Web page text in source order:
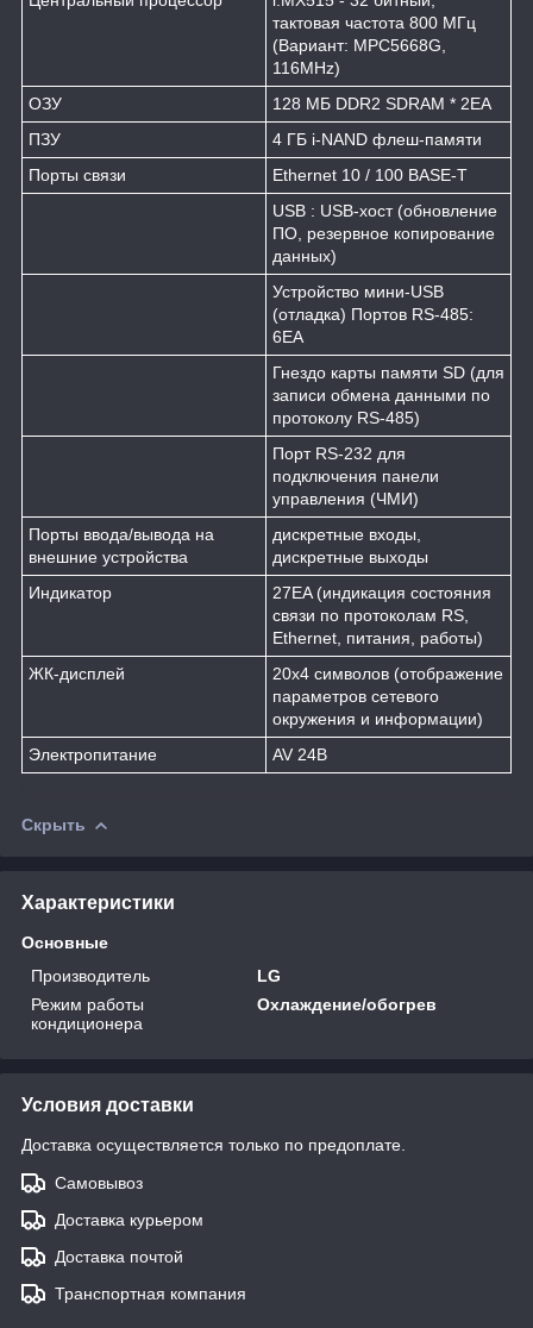
тактовая частота 800 МГц
(Вариант: MPC5668G,
116MHz)
ОЗУ
128 МБ DDR2 SDRAM * 2EA
ПЗУ
4 ГБ i-NAND флеш-памяти
Порты связи
Ethernet 10 / 100 BASE-T
USB : USB-хост (обновление
ПО, резервное копирование
данных)
Устройство мини-USB
(отладка) Портов RS-485:
6EA
Гнездо карты памяти SD (для
записи обмена данными по
протоколу RS-485)
Порт RS-232 для
подключения панели
управления (ЧМИ)
Порты ввода/вывода на
внешние устройства
дискретные входы,
дискретные выходы
Индикатор
27EA (индикация состояния
связи по протоколам RS,
Ethernet, питания, работы)
ЖК-дисплей
20х4 символов (отображение
параметров сетевого
окружения и информации)
Электропитание
AV 24В
Скрыть
Характеристики
Основные
Производитель
LG
Режим работы
кондиционера
Охлаждение/обогрев
Условия доставки
Доставка осуществляется только по предоплате.
Самовывоз
Доставка курьером
Доставка почтой
Транспортная компания